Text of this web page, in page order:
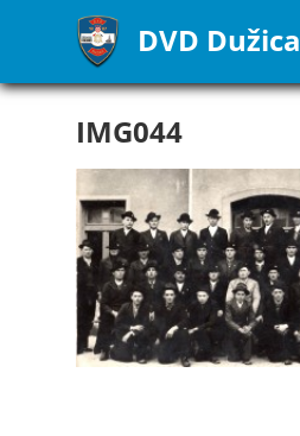
DVD Dužica
IMG044